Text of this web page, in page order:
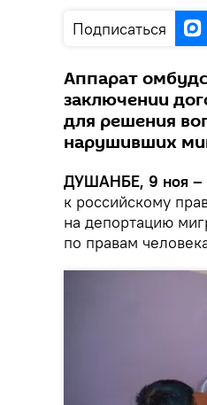
Подписаться
Аппарат
заключении
для решения
нарушивших
ДУШАНБЕ, 9 ноя –
к российскому
на депортацию
по правам